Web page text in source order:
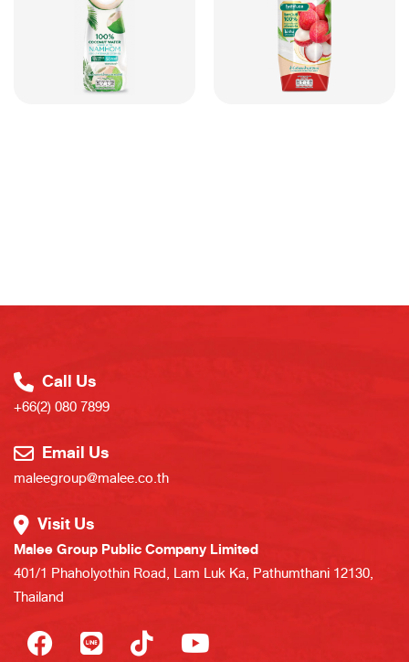
Call Us
+66(2) 080 7899
Email Us
maleegroup@malee.co.th
Visit Us
Malee Group Public Company Limited
401/1 Phaholyothin Road, Lam Luk Ka, Pathumthani 12130,
Thailand